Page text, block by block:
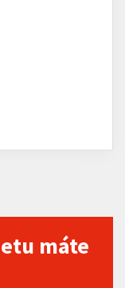
máte